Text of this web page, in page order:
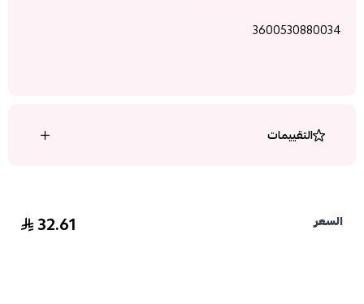
3600530880034
التقييمات
السعر 32.61